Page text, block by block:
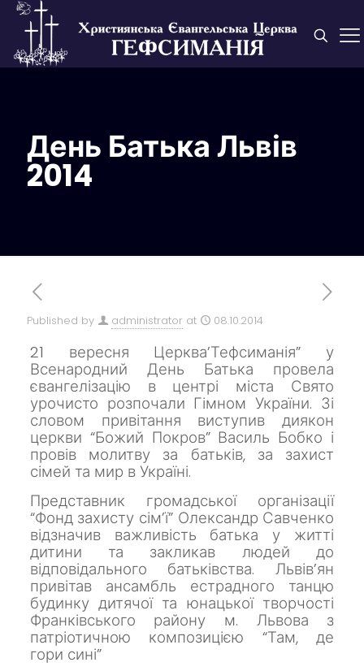
День Батька Львів
2014
Published by administrator at 08.10.2014
21 вересня Церква’Тефсиманія” у
Всенародний День Батька провела
євангелізацію в центрі міста Свято
урочисто розпочали ГімномУкраїни. Зі
словом привітання виступив диякон
церкви “Божий Покров” Василь Бобко і
провів молитву за батьків, за захист
сімей та мир вУкраїні.
Представник громадської організації
“Фонд захисту сім’ї” Олександр Савченко
відзначив важливість батька у житті
дитини та закликав людей до
відповідального батьківства.Львів’ян
привітав ансамбль естрадного танцю
будинку дитячої та юнацької творчості
Франківського району м. Львова з
патріотичною композицією “Там, де
гори сині”